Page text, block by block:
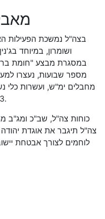
בצה"ל נמשכת הפעילות
ושומרון, במיוחד
במסגרת מבצע "חומת
מחבלים ימ"ש, ועשרות כלי
23 מבנים ששימשו לתשתיות טרור.
כוחות צה"ל, שב"כ ומג"ב
צה"ל תיגבר את אוגדת יהודה
לוחמים לצורך אבטחת